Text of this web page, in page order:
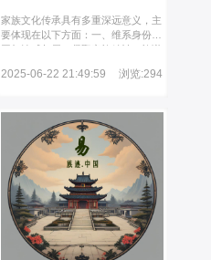
家族文化传承具有多重深远意义，主
要体现在以下方面：一、维系身份认
同与情感归属，凝聚家族精神‌：族谱
的请谱仪式）通过记录血脉源流与家
感纽带。提供情感依托‌：家族文化为
个体提供精神支撑，使其在面临挑战
时能汲取家族智慧与力量，获得归属
感与安全感。二、传递价值观与塑造
品德，家风家训的教化作用‌：家族通
过家规（如钱氏家族“利在天下者必
谋之”）、传统习俗传递诚信、勤
勉、孝道等核心价值，塑造后代道德
观与行为准则。榜样力量的延续‌：家
族故事中的先辈奋斗史（如钱学森归
2025-06-22 21:49:59 浏览:294